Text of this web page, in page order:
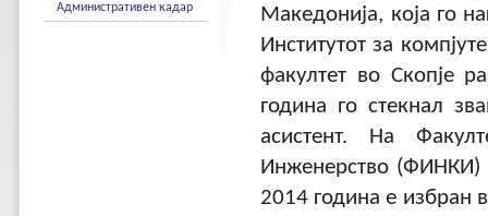
Административен кадар
Македонија, која го
Институтот за
факултет во Скопје
година го стекнал
асистент. На
Инженерство (ФИНКИ)
2014 година е избран